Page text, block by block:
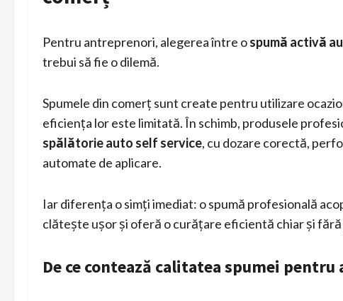
Pentru antreprenori, alegerea între ospumă activă
trebui să fie o dilemă.
Spumele din comerț sunt create pentru utilizare
eficiența lor este limitată. În schimb, produsele
spălătorie auto self service, cu dozare corectă,
automate de aplicare.
Iar diferența o simți imediat: o spumă profesională
clătește ușor și oferă o curățare eficientă chiar și
De ce contează calitatea spumei pentru